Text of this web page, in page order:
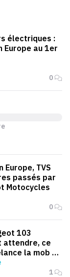
électriques :
Europe au 1er
0
Europe, TVS
passés par
Motocycles
0
103
attendre, ce
la mob en
1